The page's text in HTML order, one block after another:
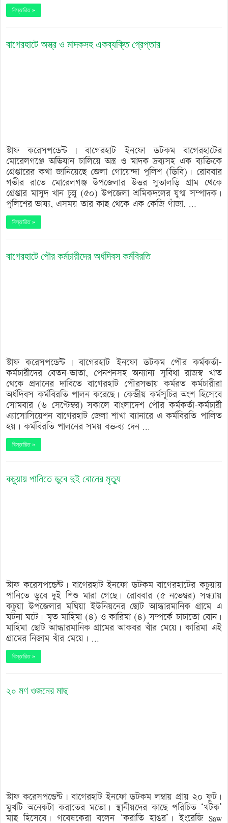
বিস্তারিত »
বাগেরহাটে অস্ত্র ও মাদকসহ একব্যক্তি গ্রেপ্তার
স্টাফ করেসপন্ডেন্ট | বাগেরহাট ইনফো ডটকম বাগেরহাটের
মোরেলগঞ্জে অভিযান চালিয়ে অস্ত্র ও মাদক দ্রব্যসহ এক ব্যক্তিকে
গ্রেপ্তারের কথা জানিয়েছে জেলা গোয়েন্দা পুলিশ (ডিবি)। রোববার
গভীর রাতে মোরেলগঞ্জ উপজেলার উত্তর সুতালড়ি গ্রাম থেকে
গ্রেপ্তার মাসুদ খান চুন্নু (৫০) উপজেলা শ্রমিকদলের যুগ্ম সম্পাদক।
পুলিশের ভাষ্য, এসময় তার কাছ থেকে এক কেজি গাঁজা, …
বিস্তারিত »
বাগেরহাটে পৌর কর্মচারীদের অর্ধদিবস কর্মবিরতি
স্টাফ করেসপন্ডেন্ট | বাগেরহাট ইনফো ডটকম পৌর কর্মকর্তা-
কর্মচারীদের বেতন-ভাতা, পেনশনসহ অন্যান্য সুবিধা রাজস্ব খাত
থেকে প্রদানের দাবিতে বাগেরহাট পৌরসভায় কর্মরত কর্মচারীরা
অর্ধদিবস কর্মবিরতি পালন করেছে। কেন্দ্রীয় কর্মসূচির অংশ হিসেবে
সোমবার (৬ সেপ্টেম্বর) সকালে বাংলাদেশ পৌর কর্মকর্তা-কর্মচারী
এ্যাসোসিয়েশন বাগেরহাট জেলা শাখা ব্যানারে এ কর্মবিরতি পালিত
হয়। কর্মবিরতি পালনের সময় বক্তব্য দেন …
বিস্তারিত »
কচুয়ায় পানিতে ডুবে দুই বোনের মৃত্যু
স্টাফ করেসপন্ডেন্ট | বাগেরহাট ইনফো ডটকম বাগেরহাটের কচুয়ায়
পানিতে ডুবে দুই শিশু মারা গেছে। রোববার (৫ নভেম্বর) সন্ধ্যায়
কচুয়া উপজেলার মঘিয়া ইউনিয়নের ছোট আন্ধারমানিক গ্রামে এ
ঘটনা ঘটে। মৃত মাহিমা (৪) ও কারিমা (৪) সম্পর্কে চাচাতো বোন।
মাহিমা ছোট আন্ধারমানিক গ্রামের আকবর খাঁর মেয়ে। কারিমা এই
গ্রামের নিজাম খাঁর মেয়ে। …
বিস্তারিত »
২০ মণ ওজনের মাছ
স্টাফ করেসপন্ডেন্ট | বাগেরহাট ইনফো ডটকম লম্বায় প্রায় ২০ ফুট।
মুখটি অনেকটা করাতের মতো। স্থানীয়দের কাছে পরিচিত ‘খটক’
মাছ হিসেবে। গবেষকেরা বলেন ‘করাতি হাঙর’। ইংরেজি Saw